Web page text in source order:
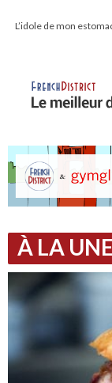
L’idole de mon
À LA UNE